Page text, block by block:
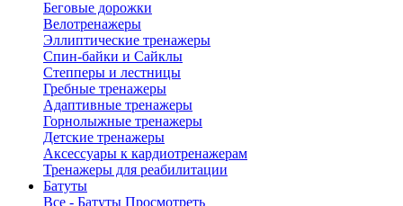
Беговые дорожки
Велотренажеры
Эллиптические тренажеры
Спин-байки и Сайклы
Степперы и лестницы
Гребные тренажеры
Адаптивные тренажеры
Горнолыжные тренажеры
Детские тренажеры
Аксессуары к кардиотренажерам
Тренажеры для реабилитации
Батуты
Все - Батуты Просмотреть